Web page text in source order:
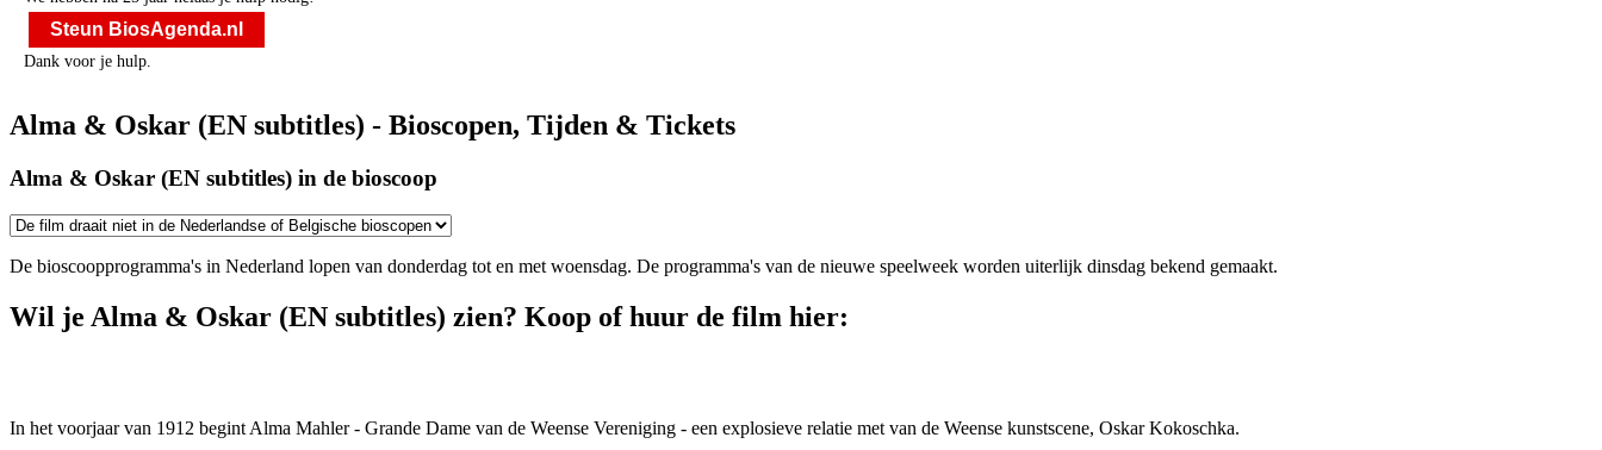
Steun BiosAgenda.nl
Dank voor je hulp.
Alma & Oskar (EN subtitles) - Bioscopen, Tijden & Tickets
Alma & Oskar (EN subtitles) in de bioscoop
De bioscoopprogramma's in Nederland lopen van donderdag tot en met woensdag. De programma's van de nieuwe speelweek worden uiterlijk dinsdag bekend gemaakt.
Wil je Alma & Oskar (EN subtitles) zien? Koop of huur de film hier:
In het voorjaar van 1912 begint Alma Mahler - Grande Dame van de Weense Vereniging - een explosieve relatie metvan de Weense kunstscene, Oskar Kokoschka.